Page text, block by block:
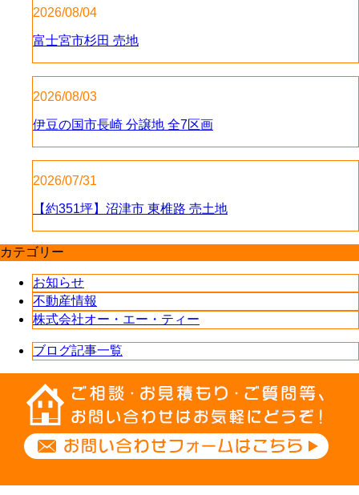
2026/08/04
富士宮市杉田 売地
2026/08/03
伊豆の国市長崎 分譲地 全7区画
2026/07/31
【約351坪】沼津市 東椎路 売土地
カテゴリー
お知らせ
不動産情報
株式会社オー・エー・ティー
ブログ記事一覧